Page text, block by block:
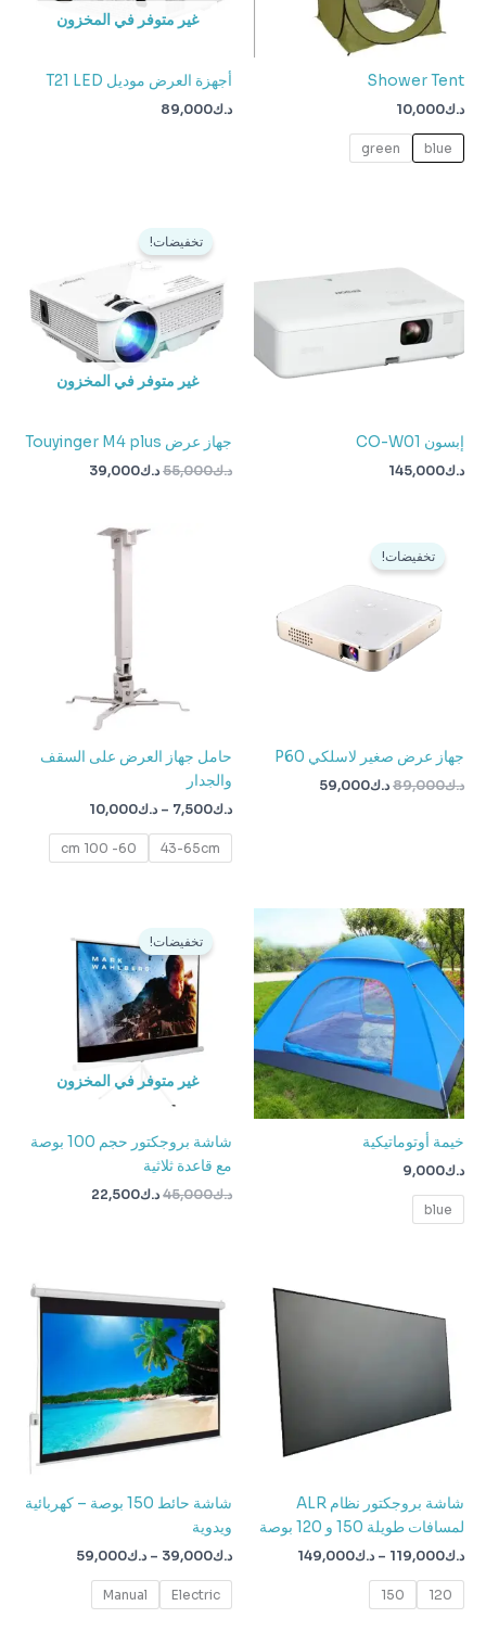
Shower Tent
د.ك10,000
blue
green
غير متوفر في المخزون
أجهزة العرض موديل T21 LED
د.ك89,000
إبسون CO-W01
د.ك145,000
غير متوفر في المخزون
تخفيضات!
جهاز عرض Touyinger M4 plus
د.ك55,000
الأصلي
هو:
د.ك55,000.
د.ك39,000
تخفيضات!
جهاز عرض صغير لاسلكي P60
د.ك89,000
الأصلي
هو:
د.ك59,000
حامل جهاز العرض على السقف
والجدار
د.ك7,500
– د.ك10,000
43-65cm
60- 100 cm
خيمة أوتوماتيكية
د.ك9,000
blue
غير متوفر في المخزون
تخفيضات!
شاشة بروجكتور حجم 100 بوصة
مع قاعدة ثلاثية
د.ك45,000
الأصلي
هو:
د.ك45,000.
د.ك22,500
الحالي
هو:
د.ك22,500.
شاشة بروجكتور نظام ALR
لمسافات طويلة 150 و 120 بوصة
د.ك119,000
– د.ك149,000
السعر:
خلال
120
150
شاشة حائط 150 بوصة – كهربائية
ويدوية
د.ك39,000
– د.ك59,000
السعر:
من
Electric
Manual